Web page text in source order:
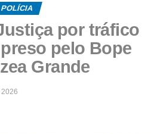
POLÍCIA
por tráfico
pelo Bope
Grande